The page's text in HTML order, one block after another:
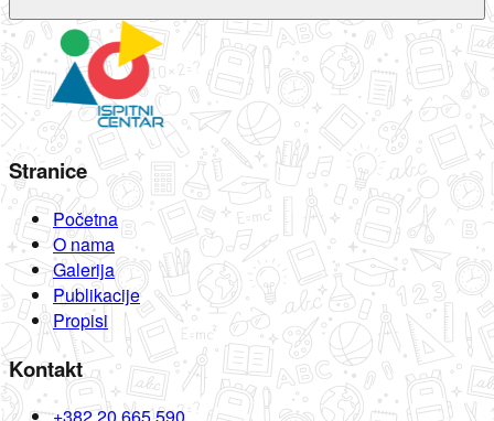
Stranice
Početna
O nama
Galerija
Publikacije
Propisi
Kontakt